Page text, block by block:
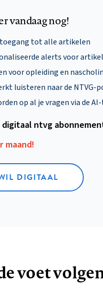
vandaag nog!
tot alle artikelen
alerts voor
voor opleiding en
luisteren naar de NTVG-
op al je vragen via de
digitaal ntvg
maand!
DIGITAAL
voet